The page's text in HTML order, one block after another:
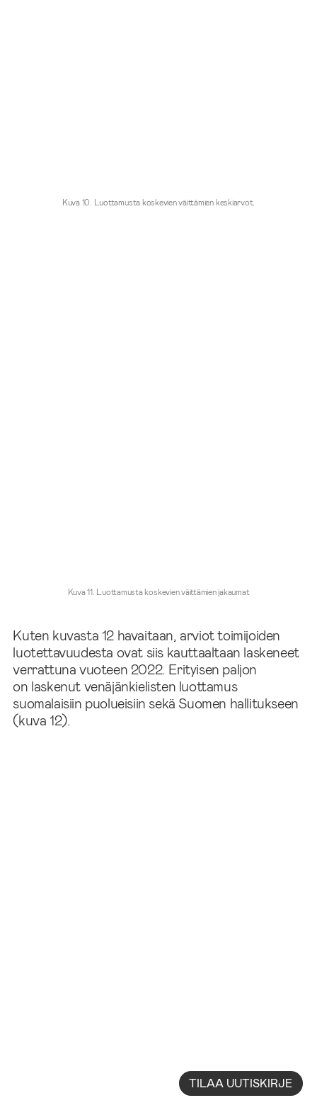
Kuva 10. Luottamusta koskevien väittämien keskiarvot.
Kuva 11. Luottamusta koskevien väittämien jakaumat
Kuten kuvasta 12 havaitaan, arviot toimijoiden
luotettavuudesta ovat siis kauttaaltaan laskeneet
verrattuna vuoteen 2022. Erityisen paljon
on laskenut venäjänkielisten luottamus
suomalaisiin puolueisiin sekä Suomen hallitukseen
(kuva 12).
TILAA UUTISKIRJE